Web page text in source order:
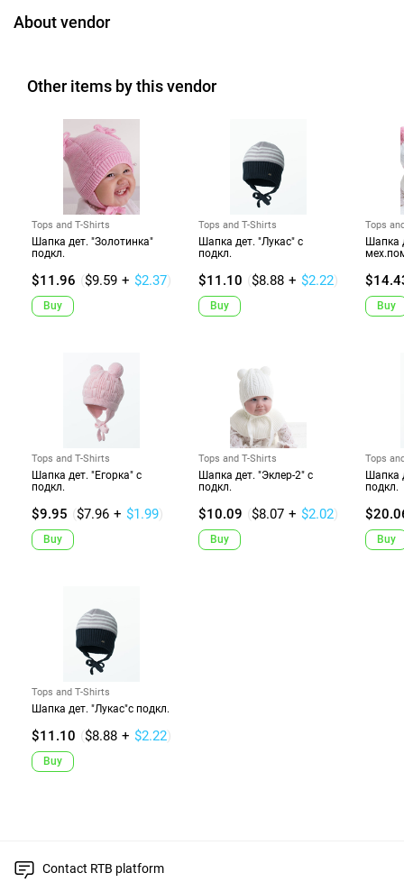
About vendor
Other items by this vendor
Tops and T-Shirts
Шапка дет. "Золотинка"
подкл.
$11.96 ($9.59 + $2.37)
Buy
Tops and T-Shirts
Шапка дет. "Лукас" с
подкл.
$11.10 ($8.88 + $2.22)
Buy
Tops
Шапка
Buy
Tops and T-Shirts
Шапка дет. "Егорка" с
подкл.
$9.95 ($7.96 + $1.99)
Buy
Tops and T-Shirts
Шапка дет. "Эклер-2" с
подкл.
$10.09 ($8.07 + $2.02)
Buy
Tops
Шапка
подкл.
Buy
Tops and T-Shirts
Шапка дет. "Лукас"с подкл.
$11.10 ($8.88 + $2.22)
Buy
Contact RTB platform